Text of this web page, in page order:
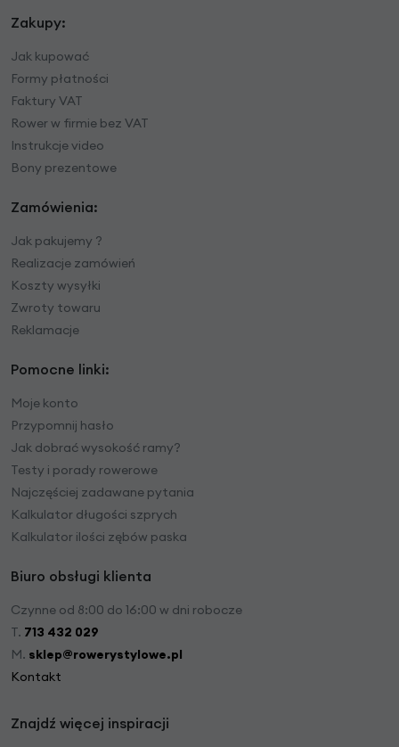
Zakupy:
Jak kupować
Formy płatności
Faktury VAT
Rower w firmie bez VAT
Instrukcje video
Bony prezentowe
Zamówienia:
Jak pakujemy ?
Realizacje zamówień
Koszty wysyłki
Zwroty towaru
Reklamacje
Pomocne linki:
Moje konto
Przypomnij hasło
Jak dobrać wysokość ramy?
Testy i porady rowerowe
Najczęściej zadawane pytania
Kalkulator długości szprych
Kalkulator ilości zębów paska
Biuro obsługi klienta
Czynne od 8:00 do 16:00 w dni robocze
T. 713 432 029
M. sklep@rowerystylowe.pl
Kontakt
Znajdź więcej inspiracji